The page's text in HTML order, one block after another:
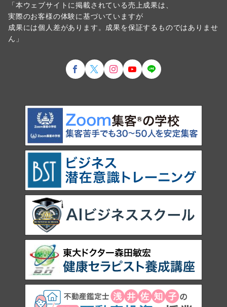
「本ウェブサイトに掲載されている売上成果は、
実際のお客様の体験に基づいていますが
成果には個人差があります。成果を保証するものではありませ
ん」